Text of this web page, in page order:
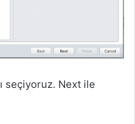
seçiyoruz. Next ile